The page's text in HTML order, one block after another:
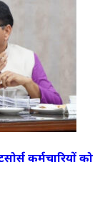
कर्मचारियों को